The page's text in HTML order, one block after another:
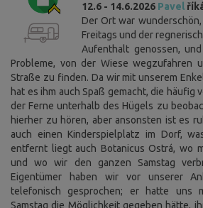
12.6 - 14.6.2026 Pavel
Der Ort war
Freitags und der
Aufenthalt genossen,
Probleme, von der Wiese wegzufahren
Straße zu finden. Da wir mit unserem
hat es ihm auch Spaß gemacht, die häufig
der Ferne unterhalb des Hügels zu
hierher zu hören, aber ansonsten ist es
auch einen Kinderspielplatz im Dorf,
entfernt liegt auch Botanicus Ostrá, wo
und wo wir den ganzen Samstag
Eigentümer haben wir vor unserer
telefonisch gesprochen; er hatte uns
Samstag die Möglichkeit gegeben hätte,